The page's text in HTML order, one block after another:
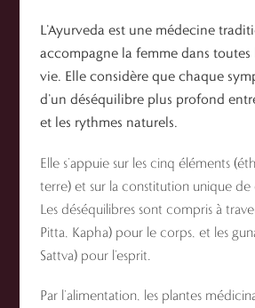
L’Ayurveda est une médecine
accompagne la femme dans toutes
vie. Elle considère que chaque
d’un déséquilibre plus profond
et les rythmes naturels.
Elle s’appuie sur les cinq éléments
terre) et sur la constitution unique de
Les déséquilibres sont compris à
Pitta, Kapha) pour le corps, et les
Sattva) pour l’esprit.
Par l’alimentation, les plantes